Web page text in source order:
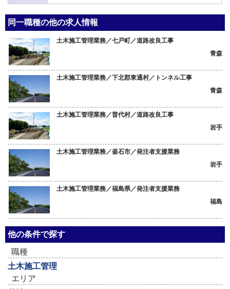
同一職種の他の求人情報
土木施工管理業務／七戸町／道路改良工事
青森
土木施工管理業務／下北郡東通村／トンネル工事
青森
土木施工管理業務／普代村／道路改良工事
岩手
土木施工管理業務／釜石市／発注者支援業務
岩手
土木施工管理業務／福島県／発注者支援業務
福島
他の条件で探す
職種
土木施工管理
エリア